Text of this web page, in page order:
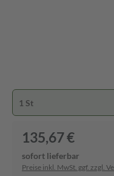
1 St
135,67 €
sofort lieferbar
Preise inkl. MwSt. ggf. zzgl.